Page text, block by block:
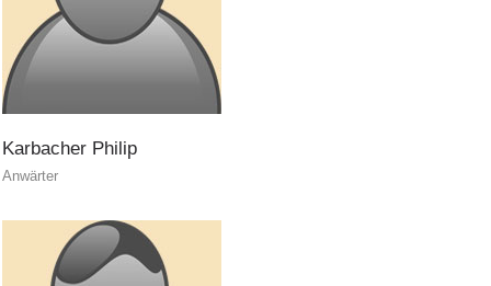
Bergrettung
Karbacher Philip
Anwärter